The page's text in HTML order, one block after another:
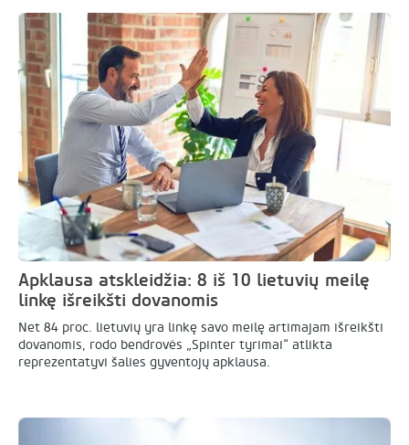
Apklausa atskleidžia: 8 iš 10 lietuvių meilę
linkę išreikšti dovanomis
Net 84 proc. lietuvių yra linkę savo meilę artimajam išreikšti
dovanomis, rodo bendrovės „Spinter tyrimai“ atlikta
reprezentatyvi šalies gyventojų apklausa.